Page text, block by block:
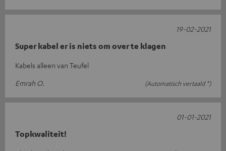
Super kabel er is niets om over te klagen
Kabels alleen van Teufel
Emrah O.
(Automatisch vertaald *)
19-02-2021
Topkwaliteit!
01-01-2021